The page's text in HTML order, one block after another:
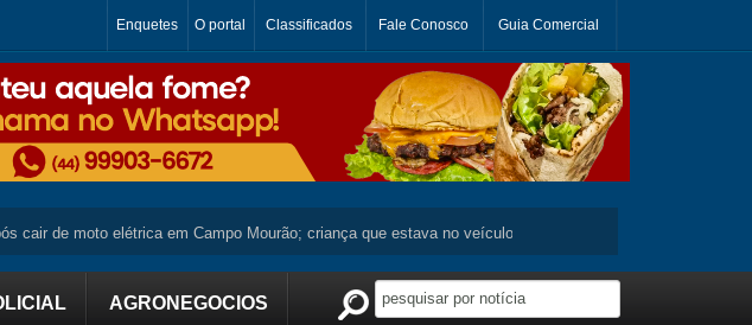
Enquetes O portal Classificados Fale Conosco Guia Comercial
de moto elétrica em Campo Mourão; criança que estava no veículo não se machuca ...
AGRONEGOCIOS